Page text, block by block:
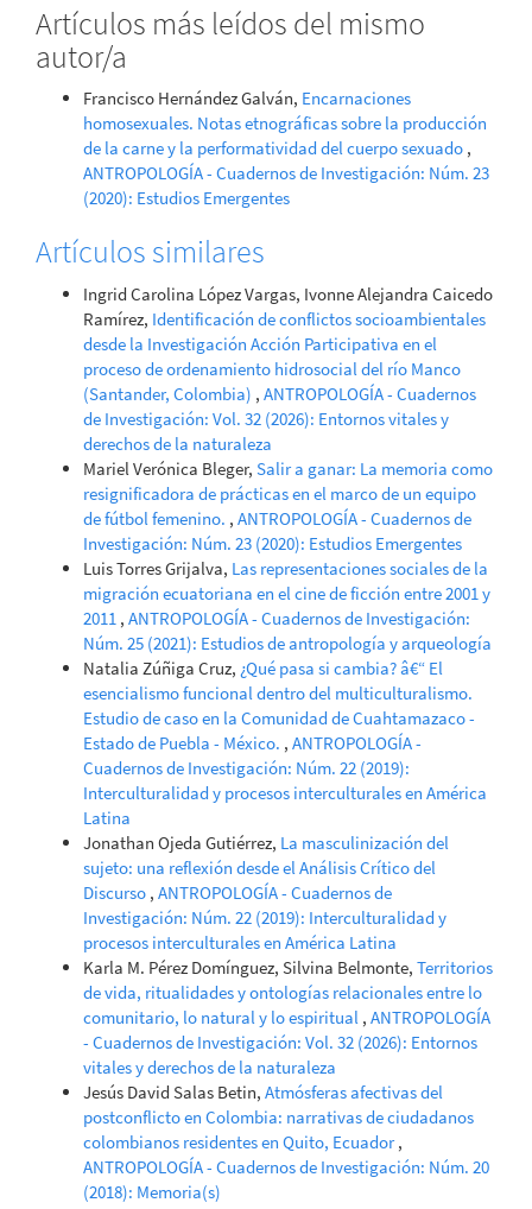
Artículos más leídos del mismo
autor/a
Francisco Hernández Galván, Encarnaciones
homosexuales. Notas etnográficas sobre la producción
de la carne y la performatividad del cuerpo sexuado ,
ANTROPOLOGÍA - Cuadernos de Investigación: Núm. 23
(2020): Estudios Emergentes
Artículos similares
Ingrid Carolina López Vargas, Ivonne Alejandra Caicedo
Ramírez, Identificación de conflictos socioambientales
desde la Investigación Acción Participativa en el
proceso de ordenamiento hidrosocial del río Manco
(Santander, Colombia) , ANTROPOLOGÍA - Cuadernos
de Investigación: Vol. 32 (2026): Entornos vitales y
derechos de la naturaleza
Mariel Verónica Bleger, Salir a ganar: La memoria como
resignificadora de prácticas en el marco de un equipo
de fútbol femenino. , ANTROPOLOGÍA - Cuadernos de
Investigación: Núm. 23 (2020): Estudios Emergentes
Luis Torres Grijalva, Las representaciones sociales de la
migración ecuatoriana en el cine de ficción entre 2001 y
2011 , ANTROPOLOGÍA - Cuadernos de Investigación:
Núm. 25 (2021): Estudios de antropología y arqueología
Natalia Zúñiga Cruz, ¿Qué pasa si cambia? â€“ El
esencialismo funcional dentro del multiculturalismo.
Estudio de caso en la Comunidad de Cuahtamazaco -
Estado de Puebla - México. , ANTROPOLOGÍA -
Cuadernos de Investigación: Núm. 22 (2019):
Interculturalidad y procesos interculturales en América
Latina
Jonathan Ojeda Gutiérrez, La masculinización del
sujeto: una reflexión desde el Análisis Crítico del
Discurso , ANTROPOLOGÍA - Cuadernos de
Investigación: Núm. 22 (2019): Interculturalidad y
procesos interculturales en América Latina
Karla M. Pérez Domínguez, Silvina Belmonte, Territorios
de vida, ritualidades y ontologías relacionales entre lo
comunitario, lo natural y lo espiritual , ANTROPOLOGÍA
- Cuadernos de Investigación: Vol. 32 (2026): Entornos
vitales y derechos de la naturaleza
Jesús David Salas Betin, Atmósferas afectivas del
postconflicto en Colombia: narrativas de ciudadanos
colombianos residentes en Quito, Ecuador,
ANTROPOLOGÍA - Cuadernos de Investigación: Núm. 20
(2018): Memoria(s)